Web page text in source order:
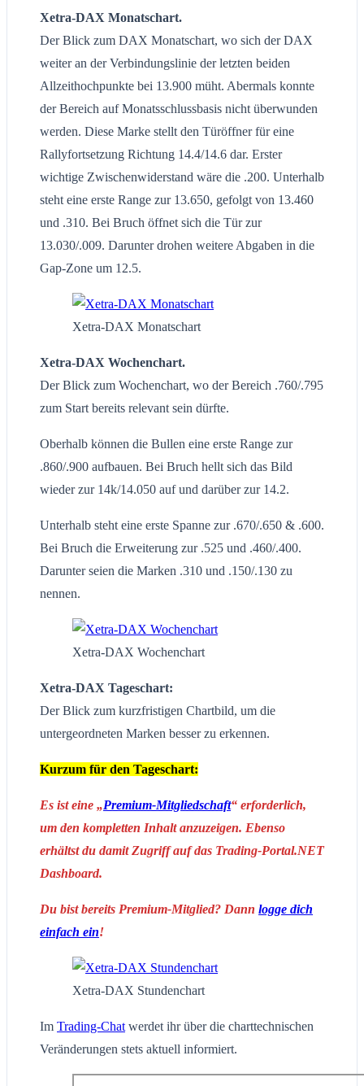
Xetra-DAX Monatschart.
Der Blick zum DAX Monatschart, wo sich der DAX
weiter an der Verbindungslinie der letzten beiden
Allzeithochpunkte bei 13.900 müht. Abermals konnte
der Bereich auf Monatsschlussbasis nicht überwunden
werden. Diese Marke stellt den Türöffner für eine
Rallyfortsetzung Richtung 14.4/14.6 dar. Erster
wichtige Zwischenwiderstand wäre die .200. Unterhalb
steht eine erste Range zur 13.650, gefolgt von 13.460
und .310. Bei Bruch öffnet sich die Tür zur
13.030/.009. Darunter drohen weitere Abgaben in die
Gap-Zone um 12.5.
Xetra-DAX Monatschart
Xetra-DAX Wochenchart.
Der Blick zum Wochenchart, wo der Bereich .760/.795
zum Start bereits relevant sein dürfte.
Oberhalb können die Bullen eine erste Range zur
.860/.900 aufbauen. Bei Bruch hellt sich das Bild
wieder zur 14k/14.050 auf und darüber zur 14.2.
Unterhalb steht eine erste Spanne zur .670/.650 & .600.
Bei Bruch die Erweiterung zur .525 und .460/.400.
Darunter seien die Marken .310 und .150/.130 zu
nennen.
Xetra-DAX Wochenchart
Xetra-DAX Tageschart:
Der Blick zum kurzfristigen Chartbild, um die
untergeordneten Marken besser zu erkennen.
Kurzum für den Tageschart:
Es ist eine „Premium-Mitgliedschaft“ erforderlich,
um den kompletten Inhalt anzuzeigen. Ebenso
erhältst du damit Zugriff auf das Trading-Portal.NET
Dashboard.
Du bist bereits Premium-Mitglied? Dann logge dich
einfach ein!
Xetra-DAX Stundenchart
Im Trading-Chat werdet ihr über die charttechnischen
Veränderungen stets aktuell informiert.